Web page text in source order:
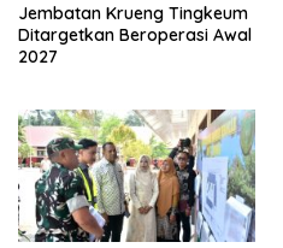
Jembatan Krueng Tingkeum
Ditargetkan Beroperasi Awal
2027